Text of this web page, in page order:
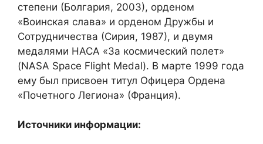
степени (Болгария, 2003), орденом
«Воинская слава» и орденом Дружбы и
Сотрудничества (Сирия, 1987), и двумя
медалями НАСА «За космический полет»
(NASA Space Flight Medal). В марте 1999 года
ему был присвоен титул Офицера Ордена
«Почетного Легиона» (Франция).
Источники информации: